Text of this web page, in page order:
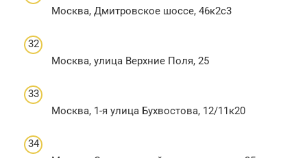
Москва, Дмитровское шоссе, 46к2с3
Москва, улица Верхние Поля, 25
Москва, 1-я улица Бухвостова, 12/11к20